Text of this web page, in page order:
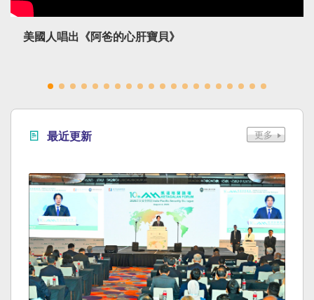
美國人唱出《阿爸的心肝寶貝》
最近更新